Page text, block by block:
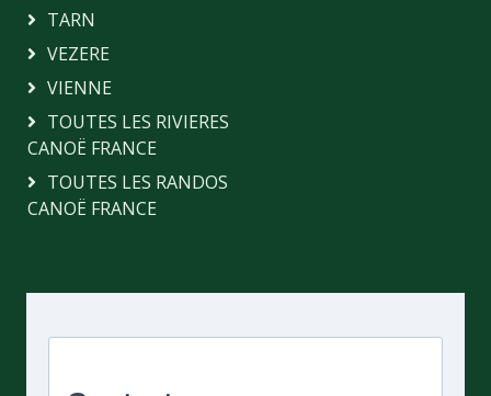
TARN
VEZERE
VIENNE
TOUTES LES RIVIERES
CANOË FRANCE
TOUTES LES RANDOS
CANOË FRANCE